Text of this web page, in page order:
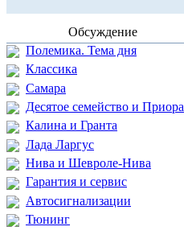
Обсуждение
Полемика. Тема дня
Классика
Самара
Десятое семейство и Приора
Калина и Гранта
Лада Ларгус
Нива и Шевроле-Нива
Гарантия и сервис
Автосигнализации
Тюнинг